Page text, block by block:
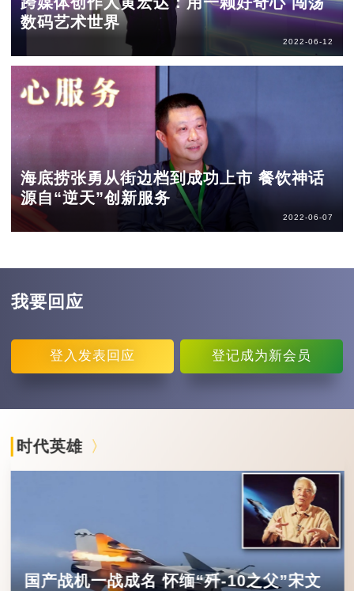
数码艺术世界
2022-06-12
海底捞张勇从街边档到成功上市 餐饮神话
源自“逆天”创新服务
2022-06-07
我要回应
登入 发表回应 登记成为新会员
时代英雄
国产战机一战成名 怀缅“歼-10之父”宋文